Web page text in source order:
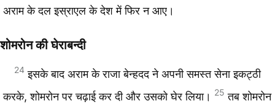
अराम के दल इस्राएल के देश में फिर न आए।
शोमरोन की घेराबन्दी
24 इसके बाद अराम के राजा बेन्हदद ने अपनी समस्त सेना इकट्ठी
करके, शोमरोन पर चढ़ाई कर दी और उसको घेर लिया। 25 तब शोमरोन